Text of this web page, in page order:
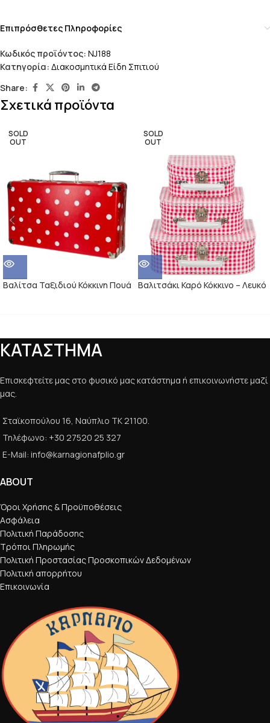
Επιπρόσθετες Πληροφορίες
Κωδικός προϊόντος: NJ188
Κατηγορία: Διακοσμητικά Είδη Σπιτιού
Share:
Σχετικά προϊόντα
SOLD
OUT
Βαλίτσα Ταξιδιού Κόκκινη Πουά
SOLD
OUT
Βαλιτσάκι Καρό Κόκκινο – Λευκό
ΚΑΤΑΣΤΗΜΑ
Επισκεφτείτε μας στο φυσικό μας κατάστημα ή επικοινωνήστε μαζί
μας.
Σταϊκοπούλου 16, Ναύπλιο ΤΚ 21100.
Τηλέφωνο: +30 27520 25 327
E-Mail: info@karnagionafplio.gr
ABOUT
Όροι Χρήσης & Προϋποθέσεις
Ασφάλεια
Πολιτική Παράδοσης
Τρόποι Πληρωμής
Πολιτική Προστασίας Προσκοπικών Δεδομένων
Πολιτική απορρήτου
Επικοινωνία